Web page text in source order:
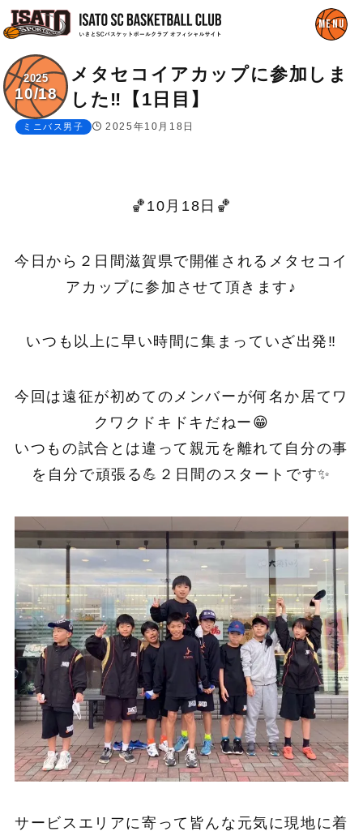
メタセコイアカップに参加しま
した‼︎【1日目】
2025
10/18
ミニバス男子 2025年10月18日
🏀10月18日🏀
今日から２日間滋賀県で開催されるメタセコイ
アカップに参加させて頂きます♪
いつも以上に早い時間に集まっていざ出発‼︎
今回は遠征が初めてのメンバーが何名か居てワ
クワクドキドキだねー😁
いつもの試合とは違って親元を離れて自分の事
を自分で頑張る💪２日間のスタートです✨
サービスエリアに寄って皆んな元気に現地に着